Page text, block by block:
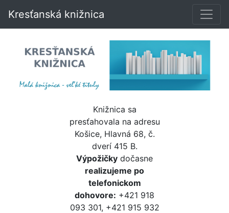
Kresťanská knižnica
Knižnica sa
presťahovala na adresu
Košice, Hlavná 68, č.
dverí 415 B.
Výpožičky dočasne
realizujeme po
telefonickom
dohovore: +421 918
093 301, +421 915 932